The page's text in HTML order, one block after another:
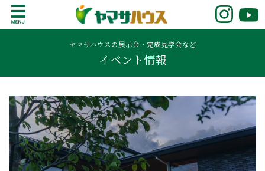
o
鹿児島で注文住宅ならヤマサハウス
新築の注文住宅や建売モデルハウスをお探し
の方はこちら。鹿児島県内で11年連続ナンバ
ーワンの実績を誇る、絆の家でおなじみの
ヤマサハウス。展示場情報や家づくりのこだ
ヤマサハウスの展示会・完成見学会など
イベント情報